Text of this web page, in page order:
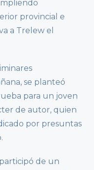
provincial e
a Trelew el
se planteó
para un joven
de autor, quien
por presuntas
de un